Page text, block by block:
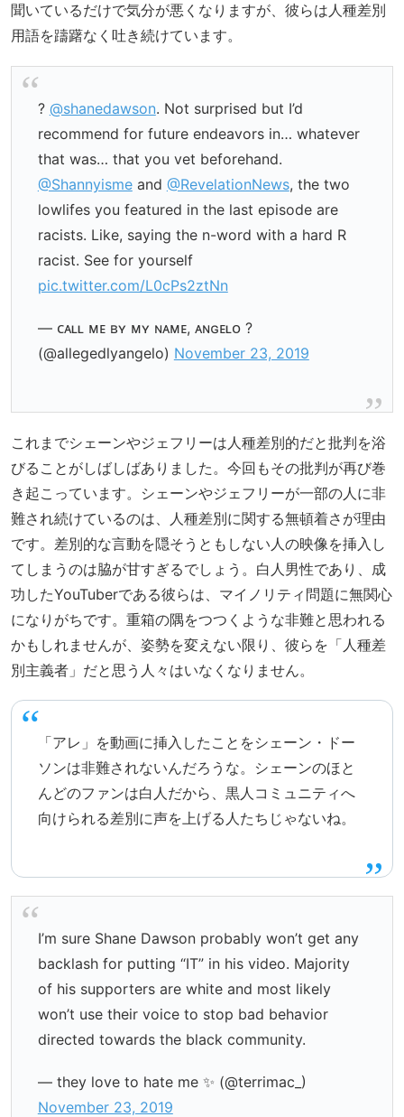
聞いているだけで気分が悪くなりますが、彼らは人種差別
用語を躊躇なく吐き続けています。
? @shanedawson. Not surprised but I’d
recommend for future endeavors in… whatever
that was… that you vet beforehand.
@Shannyismeand @RevelationNews, the two
lowlifes you featured in the last episode are
racists. Like, saying the n-word with a hard R
racist. See for yourself
pic.twitter.com/L0cPs2ztNn
— ᴄᴀʟʟ ᴍᴇ ʙʏ ᴍʏ ɴᴀᴍᴇ, ᴀɴɢᴇʟᴏ ?
(@allegedlyangelo) November 23, 2019
これまでシェーンやジェフリーは人種差別的だと批判を浴
びることがしばしばありました。今回もその批判が再び巻
き起こっています。シェーンやジェフリーが一部の人に非
難され続けているのは、人種差別に関する無頓着さが理由
です。差別的な言動を隠そうともしない人の映像を挿入し
てしまうのは脇が甘すぎるでしょう。白人男性であり、成
功したYouTuberである彼らは、マイノリティ問題に無関心
になりがちです。重箱の隅をつつくような非難と思われる
かもしれませんが、姿勢を変えない限り、彼らを「人種差
別主義者」だと思う人々はいなくなりません。
「アレ」を動画に挿入したことをシェーン・ドー
ソンは非難されないんだろうな。シェーンのほと
んどのファンは白人だから、黒人コミュニティへ
向けられる差別に声を上げる人たちじゃないね。
I’m sure Shane Dawson probably won’t get any
backlash for putting “IT” in his video. Majority
of his supporters are white and most likely
won’t use their voice to stop bad behavior
directed towards the black community.
— they love to hate me ✨ (@terrimac_)
November 23, 2019